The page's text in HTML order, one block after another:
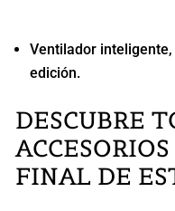
Ventilador
edición.
DESCUBRE
FINAL DE